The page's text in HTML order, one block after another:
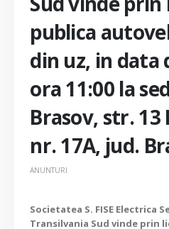
publica
din uz, in data
ora 11:00 la
Brasov, str.
nr. 17A, jud.
ANUNTURI
Societatea S. FISE Electrica
Transilvania Sud vinde prin